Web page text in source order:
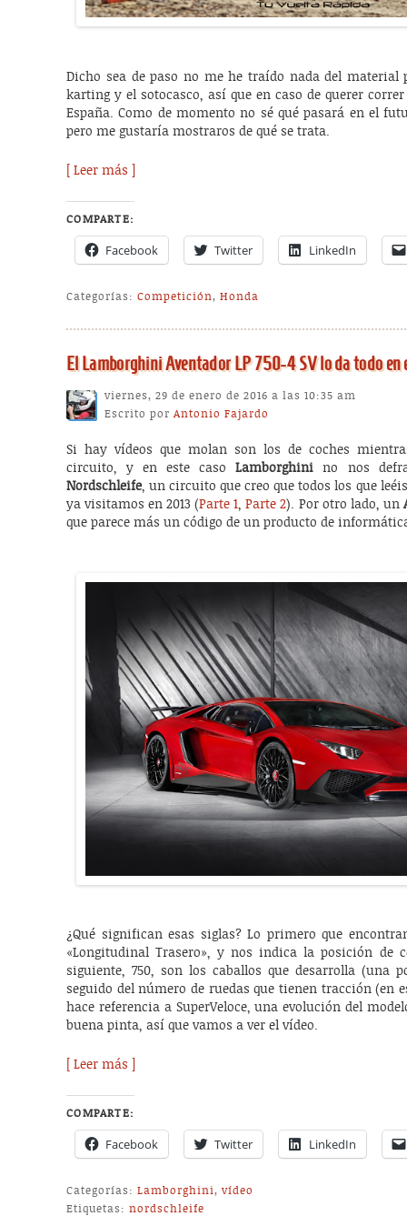
Dicho sea de paso no me he traído nada del material
karting y el sotocasco, así que en caso de querer
España. Como de momento no sé qué pasará en el
pero me gustaría mostraros de qué se trata.
[ Leer más ]
COMPARTE:
Facebook Twitter LinkedIn
Categorías: Competición,Honda
El Lamborghini Aventador LP 750-4 SV lo da todo en
viernes, 29 de enero de 2016 a las 10:35 am
Escrito porAntonio Fajardo
Si hay vídeos que molan son los de coches
circuito, y en este casoLamborghini no nos
Nordschleife, un circuito que creo que todos los que
ya visitamos en 2013 (Parte 1,Parte 2). Por otro lado, un
que parece más un código de un producto de
¿Qué significan esas siglas? Lo primero que
«Longitudinal Trasero», y nos indica la posición de
siguiente, 750, son los caballos que desarrolla (una
seguido del número de ruedas que tienen tracción (en
hace referencia a SuperVeloce, una evolución del
buena pinta, así que vamos a ver el vídeo.
[ Leer más ]
COMPARTE:
Facebook Twitter LinkedIn
Categorías: Lamborghini,vídeo
Etiquetas: nordschleife